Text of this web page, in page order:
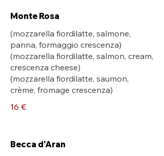
Monte Rosa
(mozzarella fiordilatte, salmone,
panna, formaggio crescenza)
(mozzarella fiordilatte, salmon, cream,
crescenza cheese)
(mozzarella fiordilatte, saumon,
crème, fromage crescenza)
16 €
Becca d'Aran